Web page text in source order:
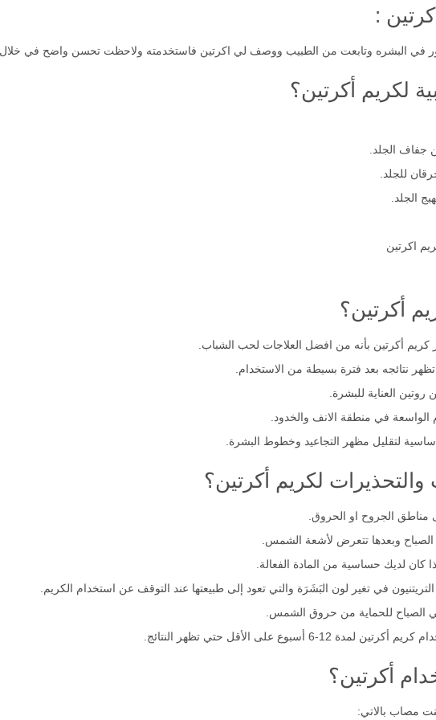
:
البشره وتابعت من الطبيب ووصف لي اكرتين فاستخدمته ولاحظت تحسن واضح في خلال من 6 ل 8
لكريم أكرتين؟
جفاف الجلد.
للجلد.
الجلد.
اكرتين
أكرتين؟
كريم أكرتين بأنه من افضل العلاجات لحب الشباب.
نتائجه بعد فترة بسيطة من الاستخدام.
العناية للبشرة.
في منطقة الانف والخدود.
لتقليل مظهر التجاعيد وخطوط البشرة.
لكريم أكرتين؟
مناطق الجروح او الحروق.
الصباح وبعدها تتعرض لأشعة الشمس.
كان لديك حساسية من المادة الفعالة.
في تغير لون البَشَرَة والتي تعود إلى طبيعتها عند التوقف عن استخدام الكريم.
للحماية من حروق الشمس.
6 أسبوع على الأقل حتي تظهر النتائج.
أكرتين؟
مصاب بالاتي: